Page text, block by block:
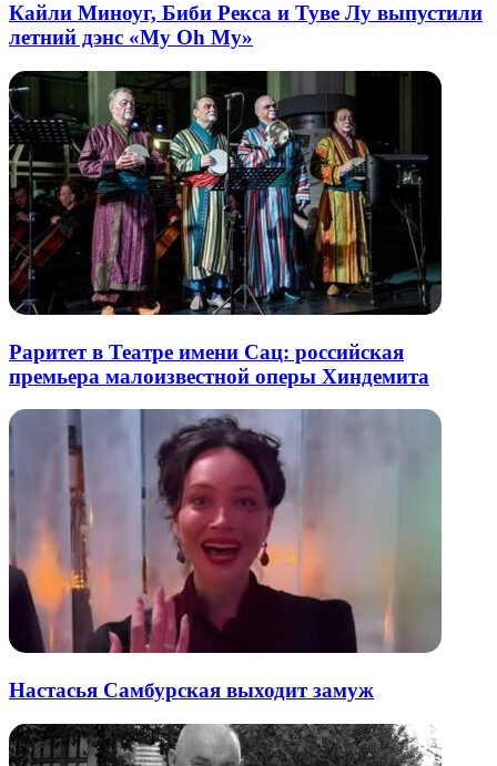
Кайли Миноуг, Биби Рекса и Туве Лу выпустили
летний дэнс «My Oh My»
Раритет в Театре имени Сац: российская
премьера малоизвестной оперы Хиндемита
Настасья Самбурская выходит замуж